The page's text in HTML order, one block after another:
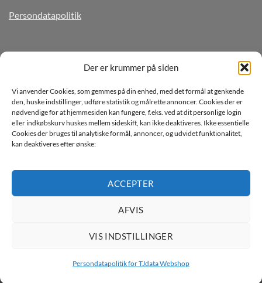
Der er krummer på siden
Vi anvender Cookies, som gemmes på din enhed, med det formål at genkende
den, huske indstillinger, udføre statistik og målrette annoncer. Cookies der er
nødvendige for at hjemmesiden kan fungere, f.eks. ved at dit personlige login
eller indkøbskurv huskes mellem sideskift, kan ikke deaktiveres. Ikke essentielle
Cookies der bruges til analytiske formål, annoncer, og udvidet funktionalitet,
kan deaktiveres efter ønske:
ACCEPTER
AFVIS
VIS INDSTILLINGER
Persondatapolitik for TJdata Webshop
Persondatapolitik
Læs vores Persondatapolitik
Copyright 2026 ©TJdata ApS